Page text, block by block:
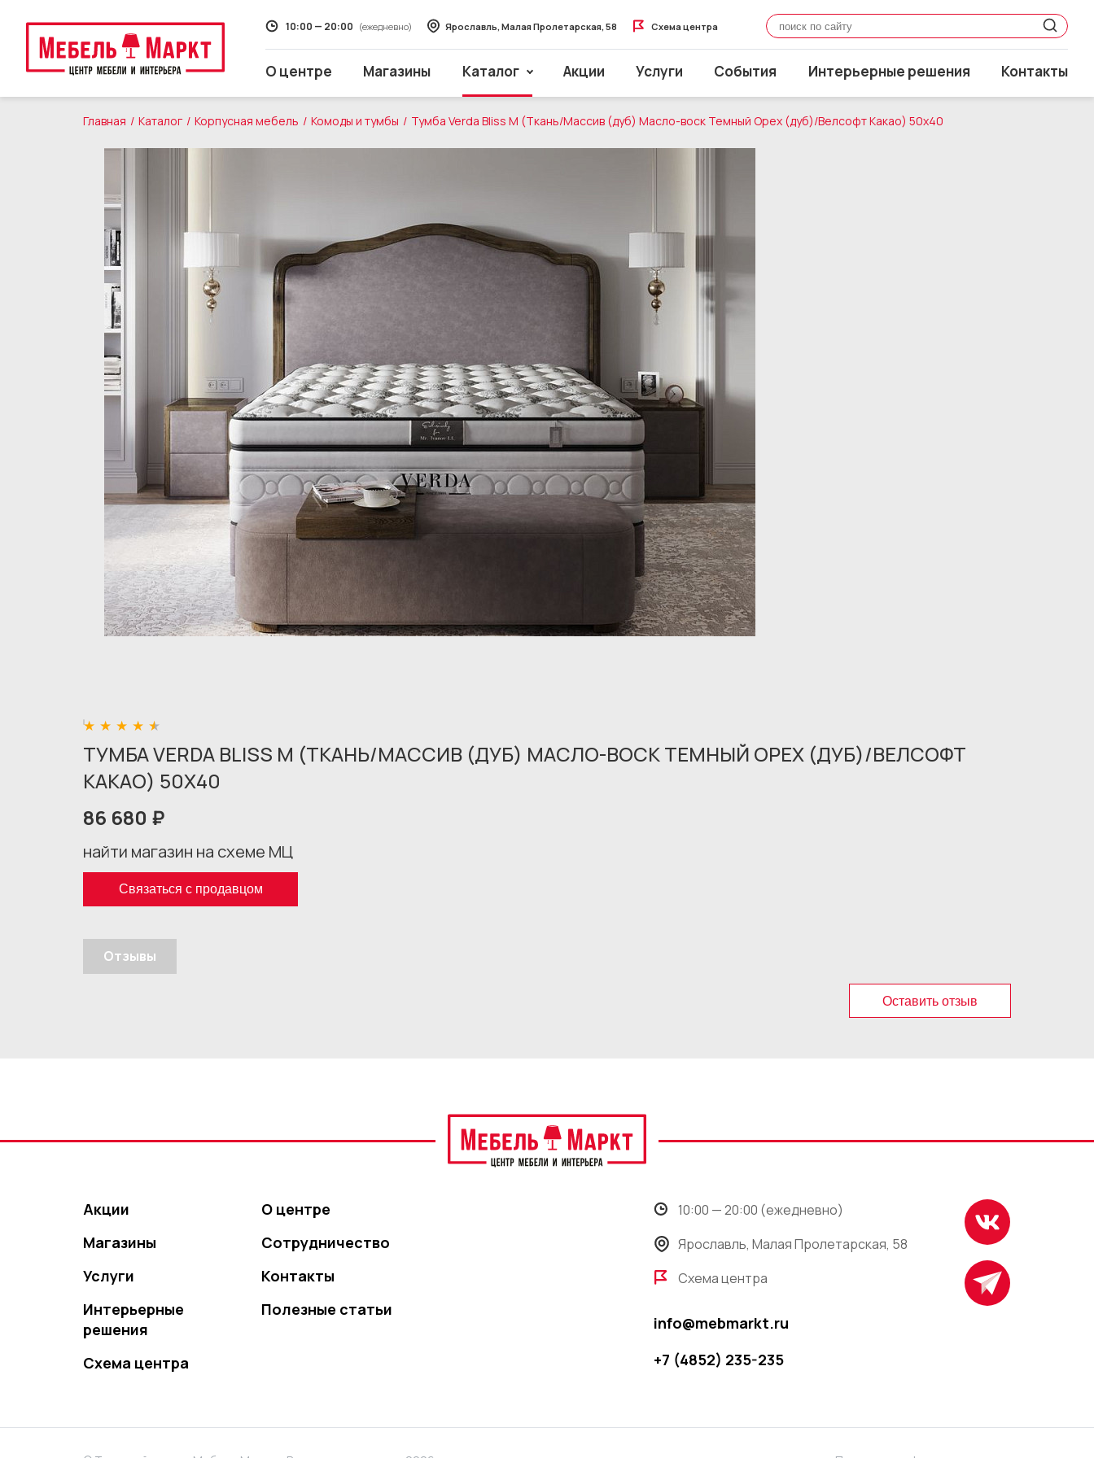
О центре Магазины
Кровати и матрасы
Столы и стулья
Товары для дома
Бренды
Каталог Акции Услуги События Интерьерные решения Контакты
10:00 — 20:00 (ежедневно) Ярославль, Малая Пролетарская, 58 Схема центра
Главная Каталог Корпусная мебель Комоды и тумбы Тумба Verda Bliss M (Ткань/Массив (дуб) Масло-воск Темный Орех (дуб)/Велсофт Какао) 50x40
ТУМБА VERDA BLISS M (ТКАНЬ/МАССИВ (ДУБ) МАСЛО-ВОСК ТЕМНЫЙ ОРЕХ (ДУБ)/ВЕЛСОФТ
КАКАО) 50X40
86 680 ₽
найти магазин на схеме МЦ
Связаться с продавцом
Отзывы
Оставить отзыв
Акции
Магазины
Услуги
Интерьерные
решения
Схема центра
О центре
Сотрудничество
Контакты
Полезные статьи
10:00 — 20:00 (ежедневно)
Ярославль, Малая Пролетарская, 58
Схема центра
info@mebmarkt.ru
+7 (4852) 235-235